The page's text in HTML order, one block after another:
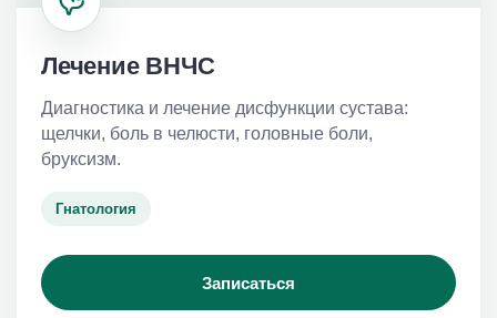
Лечение ВНЧС
Диагностика и лечение дисфункции сустава:
щелчки, боль в челюсти, головные боли,
бруксизм.
Гнатология
Записаться